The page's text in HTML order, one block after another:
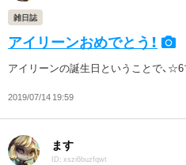
雑日誌
アイリーンおめでとう！
アイリーンの誕生日ということで、☆6
2019/07/14 19:59
ます
ID: xszi6buzfqwt